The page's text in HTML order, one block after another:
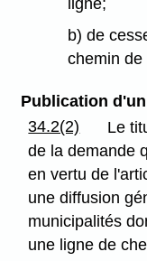
b) de
chemin de
Publication
34.2(2)
Le
de la demande
en vertu de
une diffusion
municipalités
une ligne de